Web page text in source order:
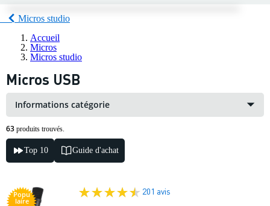
Micros studio
Accueil
Micros
Micros studio
Micros USB
Informations catégorie
63 produits trouvés.
Top 10 Guide d'achat
Popu
laire
201 avis